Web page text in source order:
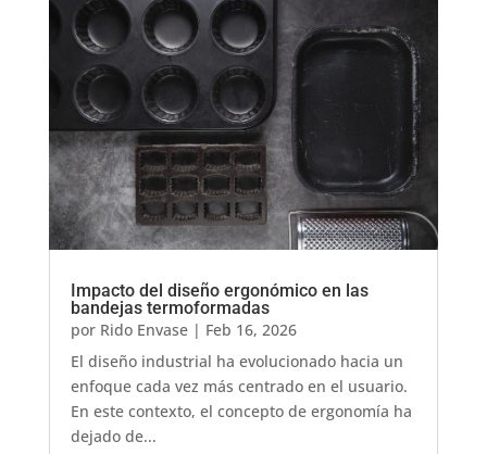
Impacto del diseño ergonómico en las
bandejas termoformadas
por Rido Envase| Feb 16, 2026
El diseño industrial ha evolucionado hacia un
enfoque cada vez más centrado en el usuario.
En este contexto, el concepto de ergonomía ha
dejado de...